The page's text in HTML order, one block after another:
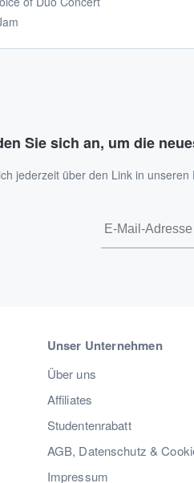
Sie sich an, um die
jederzeit über den Link in
Unser Unternehmen
Über uns
Affiliates
Studentenrabatt
AGB, Datenschutz &
Impressum